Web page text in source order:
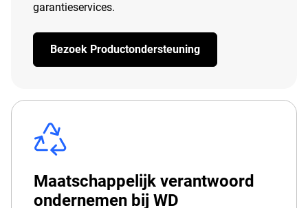
garantieservices.
Bezoek Productondersteuning
Maatschappelijk verantwoord
ondernemen bij WD